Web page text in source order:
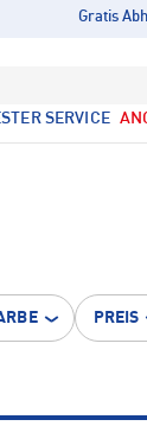
Gratis
SERVICE
PREIS